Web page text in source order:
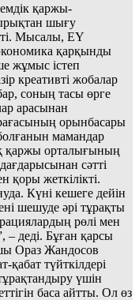
қар­жы-
шығу
Мысалы, EY
қарқынды
жұмыс iстеп
креа­тивтi жобалар
соның тасы өрге
арасынан
орынбасары
мамандар
қаржы орталығының
сәттi
қоры жеткiлiктi.
Күнi кешеге дейiн
шешуде әрi тұрақты
рөлi мен
– дедi. Бұған қарсы
Ораз Жандосов
қабат түйт­кiлдерi
үшiн
баса айтты. Ол өз